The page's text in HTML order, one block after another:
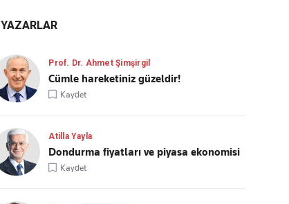
YAZARLAR
Prof. Dr. Ahmet Şimşirgil
Cümle hareketiniz güzeldir!
Kaydet
Atilla Yayla
Dondurma fiyatları ve piyasa ekonomisi
Kaydet